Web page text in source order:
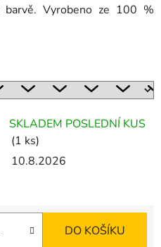
Vyrobeno ze 100 %
SKLADEM POSLEDNÍ KUS
(1 ks)
10.8.2026
DO KOŠÍKU